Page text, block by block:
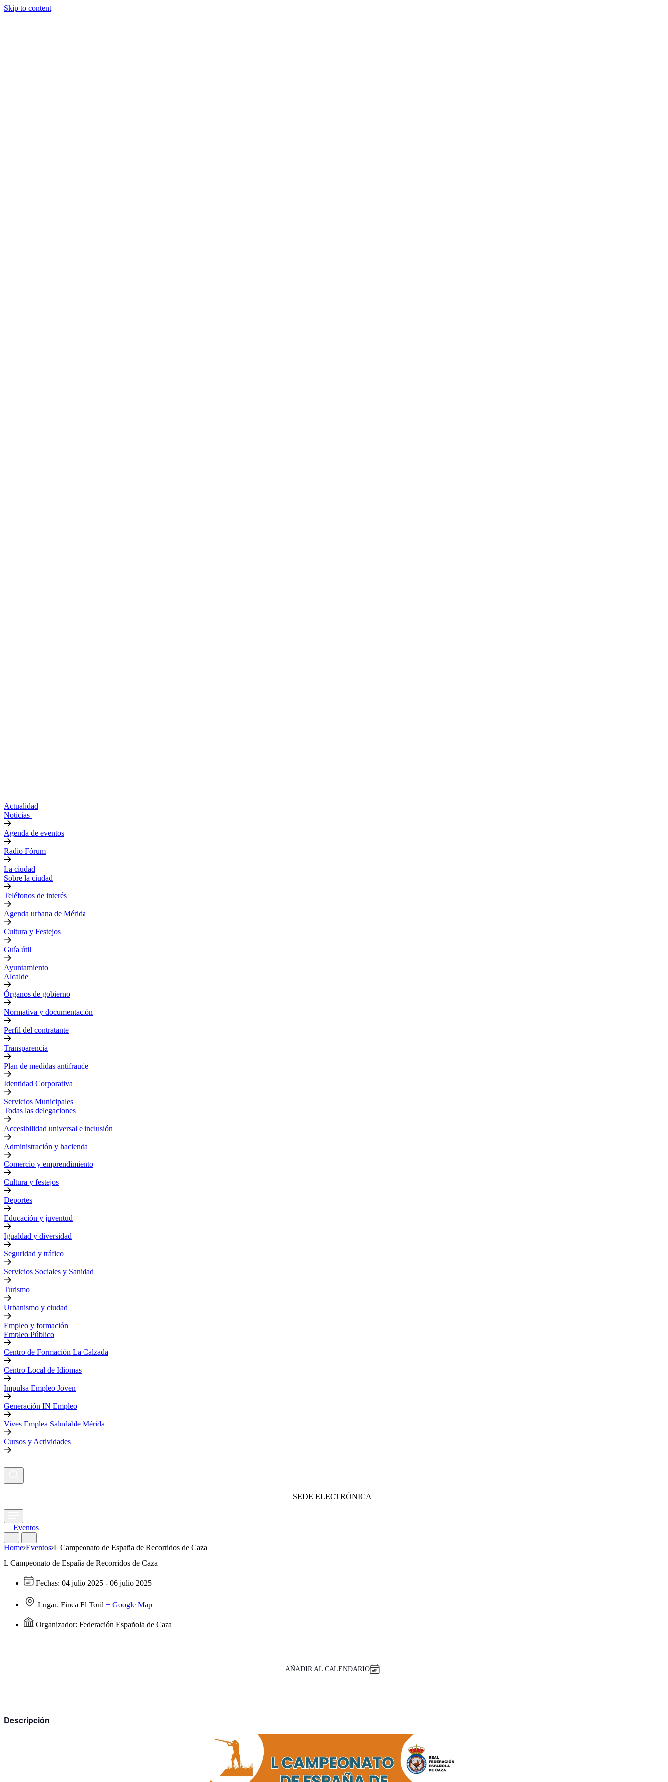
Skip to content
Actualidad
Noticias
Agenda de eventos
Radio Fórum
La ciudad
Sobre la ciudad
Teléfonos de interés
Agenda urbana de Mérida
Cultura y Festejos
Guía útil
Ayuntamiento
Alcalde
Órganos de gobierno
Normativa y documentación
Perfil del contratante
Transparencia
Plan de medidas antifraude
Identidad Corporativa
Servicios Municipales
Todas las delegaciones
Accesibilidad universal e inclusión
Administración y hacienda
Comercio y emprendimiento
Cultura y festejos
Deportes
Educación y juventud
Igualdad y diversidad
Seguridad y tráfico
Servicios Sociales y Sanidad
Turismo
Urbanismo y ciudad
Empleo y formación
Empleo Público
Centro de Formación La Calzada
Centro Local de Idiomas
Impulsa Empleo Joven
Generación IN Empleo
Vives Emplea Saludable Mérida
Cursos y Actividades
SEDE ELECTRÓNICA
Eventos
Home Eventos L Campeonato de España de Recorridos de Caza
L Campeonato de España de Recorridos de Caza
Fechas: 04 julio 2025 - 06 julio 2025
Lugar: Finca El Toril + Google Map
Organizador: Federación Española de Caza
AÑADIR AL CALENDARIO
Descripción